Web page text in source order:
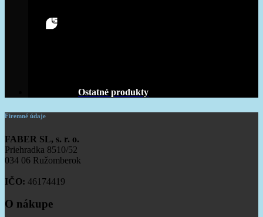
Ostatné produkty
Firemné údaje
FABER SL, s. r. o.
Priehradka 8510/52
034 06 Ružomberok
IČO: 46174419
O nákupe